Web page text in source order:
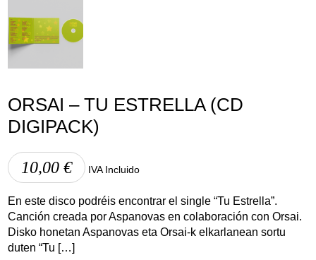
ORSAI – TU ESTRELLA (CD
DIGIPACK)
10,00€ IVA Incluido
En este disco podréis encontrar el single “Tu Estrella”.
Canción creada por Aspanovas en colaboración con Orsai.
Disko honetan Aspanovas eta Orsai-k elkarlanean sortu
duten “Tu […]